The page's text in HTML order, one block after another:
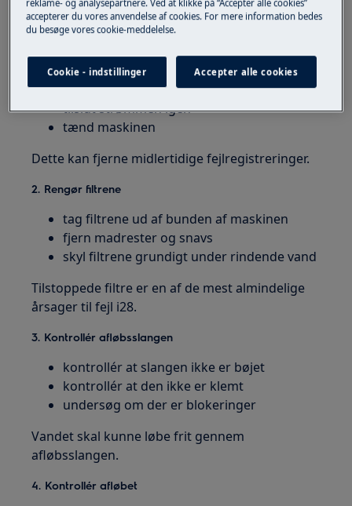
andre mulige årsager.
1. Sluk og genstart maskinen
sluk opvaskemaskinen
afbryd strømmen i et par minutter
tilslut strømmen igen
tænd maskinen
Dette kan fjerne midlertidige fejlregistreringer.
2. Rengør filtrene
tag filtrene ud af bunden af maskinen
fjern madrester og snavs
skyl filtrene grundigt under rindende vand
Tilstoppede filtre er en af de mest almindelige
årsager til fejl i28.
3. Kontrollér afløbsslangen
kontrollér at slangen ikke er bøjet
kontrollér at den ikke er klemt
undersøg om der er blokeringer
Vandet skal kunne løbe frit gennem
afløbsslangen.
4. Kontrollér afløbet
reklame- og analysepartnere. Ved at klikke på “Accepter alle cookies”
accepterer du vores anvendelse af cookies. For mere information bedes
du besøge vores cookie-meddelelse.
Cookie - indstillinger Accepter alle cookies